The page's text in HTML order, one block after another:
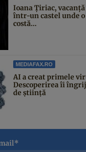
Ioana Țiriac,
într-un castel unde o
costă...
MEDIAFAX.RO
AI a creat primele
Descoperirea îi
de știință